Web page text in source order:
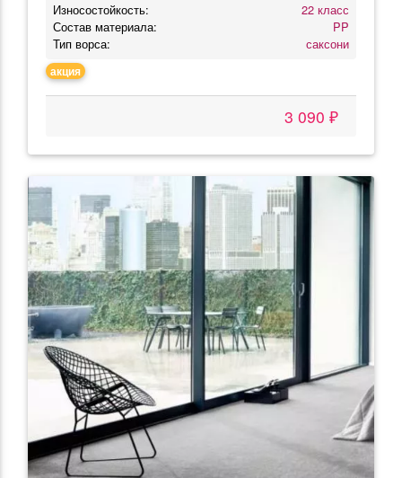
Износостойкость:
22 класс
Состав материала:
PP
Тип ворса:
саксони
акция
3 090 ₽